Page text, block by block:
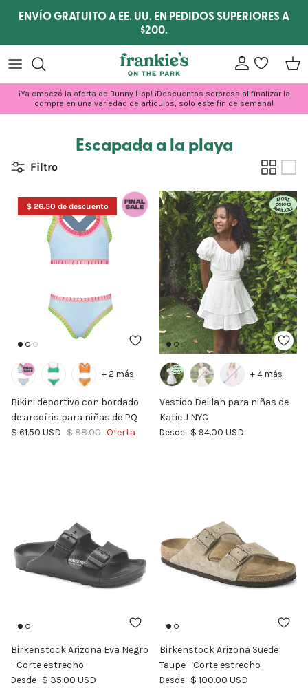
Ir al contenido
ENVÍO GRATUITO A EE. UU. EN PEDIDOS SUPERIORES A
$200.
Cuentalista de
¡Ya empezó la oferta de Bunny Hop! ¡Descuentos sorpresa al finalizar la
compra en una variedad de artículos, solo este fin de semana!
Escapada a la playa
Filtro
$ 26.50 de descuento
Bikini deportivo con bordado
de arcoíris para niñas de PQ
Precio de venta
$ 61.50 USD Precio normal
$ 88.00 Oferta
+ 2 más
Vestido Delilah para niñas de
Katie J NYC
Precio normal
Desde $ 94.00 USD
+ 4 más
Birkenstock Arizona Eva Negro
- Corte estrecho
Precio normal
Desde $ 35.00 USD
Birkenstock Arizona Suede
Taupe - Corte estrecho
Precio normal
Desde $ 100.00 USD